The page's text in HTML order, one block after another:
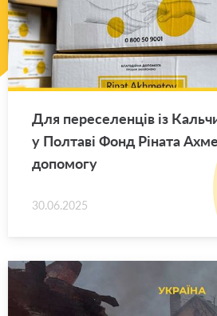
Для пе­ре­се­лен­ців із
у Пол­та­ві Фонд Рі­на­та
до­по­мо­гу
30.06.2025